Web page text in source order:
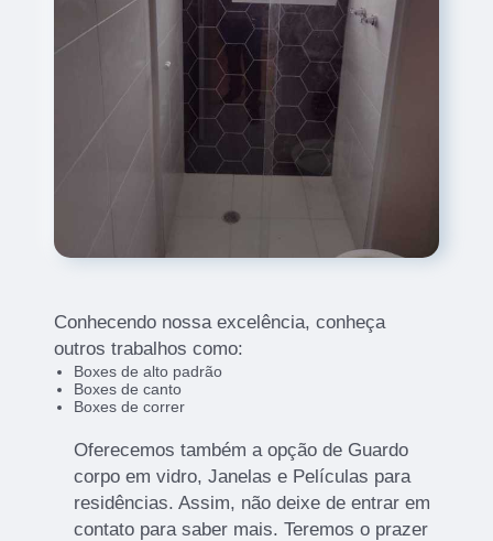
Conhecendo nossa excelência, conheça
outros trabalhos como:
Boxes de alto padrão
Boxes de canto
Boxes de correr
Oferecemos também a opção de Guardo
corpo em vidro, Janelas e Películas para
residências. Assim, não deixe de entrar em
contato para saber mais. Teremos o prazer